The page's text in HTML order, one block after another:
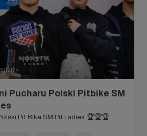
Pucharu Polski Pitbike SM
Pit Bike SM Pit Ladies 🏆🏆🏆